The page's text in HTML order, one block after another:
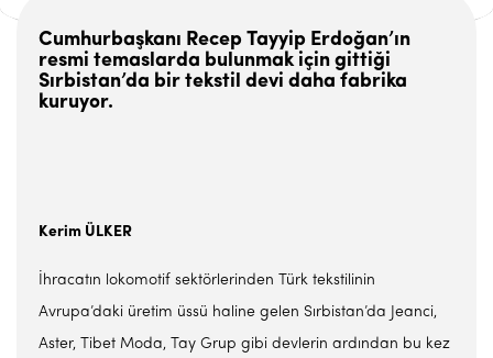
Cumhurbaşkanı Recep Tayyip Erdoğan’ın
resmi temaslarda bulunmak için gittiği
Sırbistan’da bir tekstil devi daha fabrika
kuruyor.
Kerim ÜLKER
İhracatın lokomotif sektörlerinden Türk tekstilinin
Avrupa’daki üretim üssü haline gelen Sırbistan’da Jeanci,
Aster, Tibet Moda, Tay Grup gibi devlerin ardından bu kez